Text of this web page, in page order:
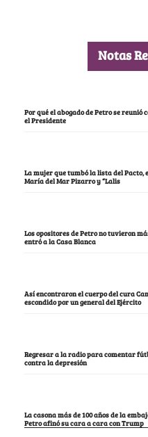
Notas
Por qué el abogado de Petro se
el Presidente
La mujer que tumbó la lista del Pacto,
María del Mar Pizarro y “Lalis
Los opositores de Petro no tuvieron
entró a la Casa Blanca
Así encontraron el cuerpo del cura
escondido por un general del Ejército
Regresar a la radio para comentar
contra la depresión
La casona más de 100 años de la
Petro afinó su cara a cara con Trump